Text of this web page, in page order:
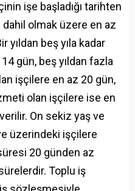
işe başladığı tarihten
olmak üzere en az
yıldan beş yıla kadar
gün, beş yıldan fazla
işçilere en az 20 gün,
olan işçilere ise en
On sekiz yaş ve
üzerindeki işçilere
20 günden az
Toplu iş